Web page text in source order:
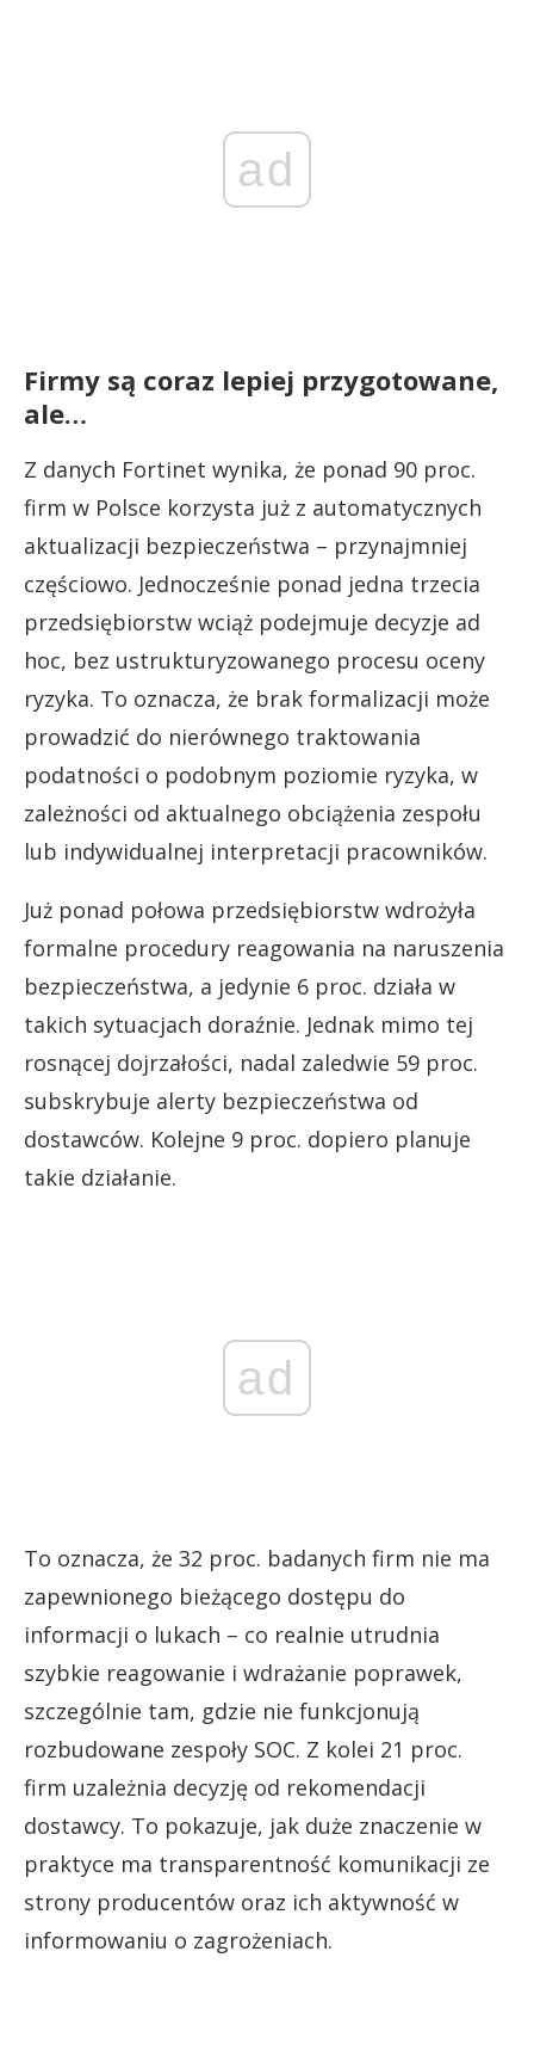
ad
Firmy są coraz lepiej przygotowane,
ale…
Z danych Fortinet wynika, że ponad 90 proc.
firm w Polsce korzysta już z automatycznych
aktualizacji bezpieczeństwa – przynajmniej
częściowo. Jednocześnie ponad jedna trzecia
przedsiębiorstw wciąż podejmuje decyzje ad
hoc, bez ustrukturyzowanego procesu oceny
ryzyka. To oznacza, że brak formalizacji może
prowadzić do nierównego traktowania
podatności o podobnym poziomie ryzyka, w
zależności od aktualnego obciążenia zespołu
lub indywidualnej interpretacji pracowników.
Już ponad połowa przedsiębiorstw wdrożyła
formalne procedury reagowania na naruszenia
bezpieczeństwa, a jedynie 6 proc. działa w
takich sytuacjach doraźnie. Jednak mimo tej
rosnącej dojrzałości, nadal zaledwie 59 proc.
subskrybuje alerty bezpieczeństwa od
dostawców. Kolejne 9 proc. dopiero planuje
takie działanie.
ad
To oznacza, że 32 proc. badanych firm nie ma
zapewnionego bieżącego dostępu do
informacji o lukach – co realnie utrudnia
szybkie reagowanie i wdrażanie poprawek,
szczególnie tam, gdzie nie funkcjonują
rozbudowane zespoły SOC. Z kolei 21 proc.
firm uzależnia decyzję od rekomendacji
dostawcy. To pokazuje, jak duże znaczenie w
praktyce ma transparentność komunikacji ze
strony producentów oraz ich aktywność w
informowaniu o zagrożeniach.